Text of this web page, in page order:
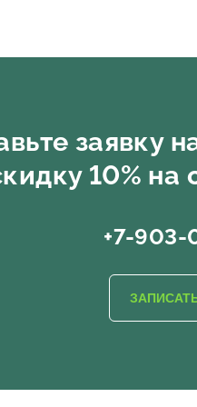
заявку
10% на
+7-903-